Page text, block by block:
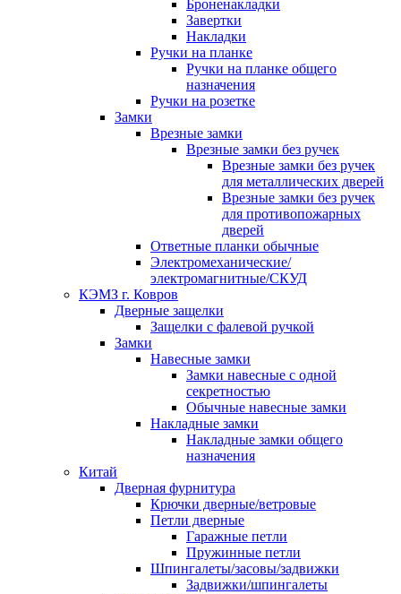
Броненакладки
Завертки
Накладки
Ручки на планке
Ручки на планке общего
назначения
Ручки на розетке
Замки
Врезные замки
Врезные замки без ручек
Врезные замки без ручек
для металлических дверей
Врезные замки без ручек
для противопожарных
дверей
Ответные планки обычные
Электромеханические/
электромагнитные/СКУД
КЭМЗ г. Ковров
Дверные защелки
Защелки с фалевой ручкой
Замки
Навесные замки
Замки навесные с одной
секретностью
Обычные навесные замки
Накладные замки
Накладные замки общего
назначения
Китай
Дверная фурнитура
Крючки дверные/ветровые
Петли дверные
Гаражные петли
Пружинные петли
Шпингалеты/засовы/задвижки
Задвижки/шпингалеты